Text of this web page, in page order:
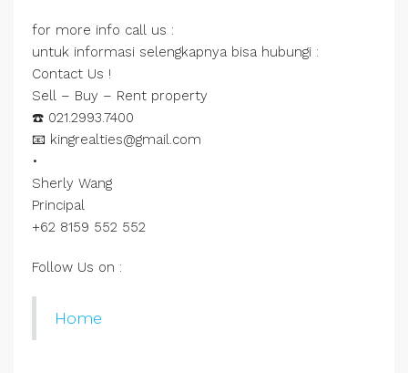
for more info call us :
untuk informasi selengkapnya bisa hubungi :
Contact Us !
Sell – Buy – Rent property
☎️ 021.2993.7400
📧 kingrealties@gmail.com
•
Sherly Wang
Principal
+62 8159 552 552
Follow Us on :
Home